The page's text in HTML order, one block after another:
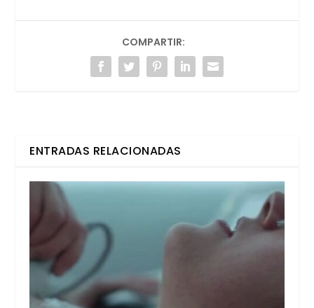
COMPARTIR:
ENTRADAS RELACIONADAS